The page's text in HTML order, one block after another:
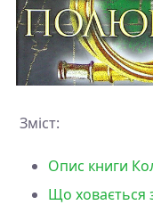
Зміст:
Опис книги
Що ховається